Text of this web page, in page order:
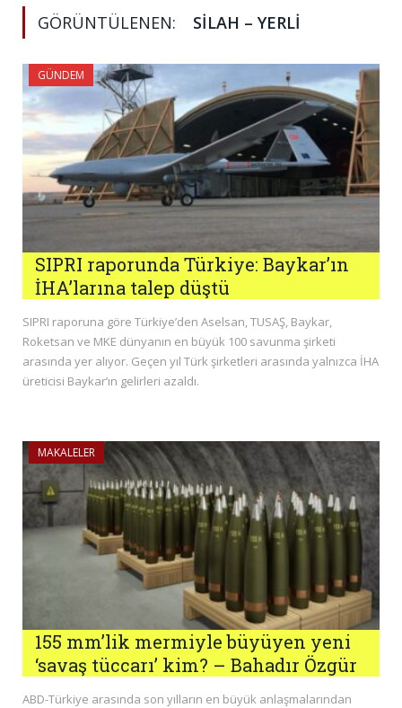
GÖRÜNTÜLENEN: SILAH – YERLI
GÜNDEM
SIPRI raporunda Türkiye: Baykar’ın
İHA’larına talep düştü
SIPRI raporuna göre Türkiye’den Aselsan, TUSAŞ, Baykar,
Roketsan ve MKE dünyanın en büyük 100 savunma şirketi
arasında yer alıyor. Geçen yıl Türk şirketleri arasında yalnızca İHA
üreticisi Baykar’ın gelirleri azaldı.
MAKALELER
155 mm’lik mermiyle büyüyen yeni
‘savaş tüccarı’ kim? – Bahadır Özgür
ABD-Türkiye arasında son yılların en büyük anlaşmalarından